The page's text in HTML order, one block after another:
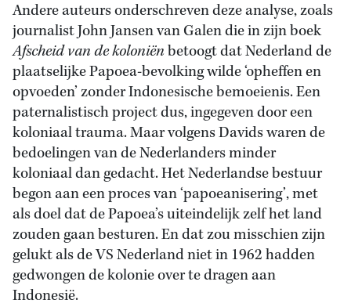
Andere auteurs onderschreven deze analyse, zoals
journalist John Jansen van Galen die in zijn boek
Afscheid van de koloniënbetoogt dat Nederland de
plaatselijke Papoea-bevolking wilde ‘opheffen en
opvoeden’ zonder Indonesische bemoeienis. Een
paternalistisch project dus, ingegeven door een
koloniaal trauma. Maar volgens Davids waren de
bedoelingen van de Nederlanders minder
koloniaal dan gedacht. Het Nederlandse bestuur
begon aan een proces van ‘papoeanisering’, met
als doel dat de Papoea’s uiteindelijk zelf het land
zouden gaan besturen. En dat zou misschien zijn
gelukt als de VS Nederland niet in 1962 hadden
gedwongen de kolonie over te dragen aan
Indonesië.